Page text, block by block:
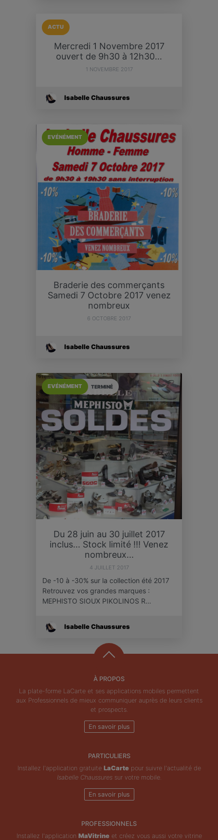
ACTU
Mercredi 1 Novembre 2017
ouvert de 9h30 à 12h30...
1 NOVEMBRE 2017
Isabelle Chaussures
EVÉNÉMENT
Braderie des commerçants
Samedi 7 Octobre 2017 venez
nombreux
6 OCTOBRE 2017
Isabelle Chaussures
TERMINÉ
EVÉNÉMENT
Du 28 juin au 30 juillet 2017
inclus... Stock limité !!! Venez
nombreux...
4 JUILLET 2017
De -10 à -30% sur la collection été 2017
Retrouvez vos grandes marques :
MEPHISTO SIOUX PIKOLINOS R…
Isabelle Chaussures
À PROPOS
La plate-forme LaCarte et ses applications mobiles permettent
aux Professionnels de mieux communiquer auprès de leurs clients
et prospects.
En savoir plus
PARTICULIERS
Installez l'application gratuite LaCartepour suivre l'actualité de
Isabelle Chaussuressur votre mobile.
En savoir plus
PROFESSIONNELS
Installez l'application MaVitrineet créez vous aussi votre vitrine